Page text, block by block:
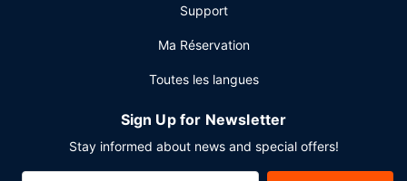
Support
Ma Réservation
Toutes les langues
Sign Up for Newsletter
Stay informed about news and special offers!